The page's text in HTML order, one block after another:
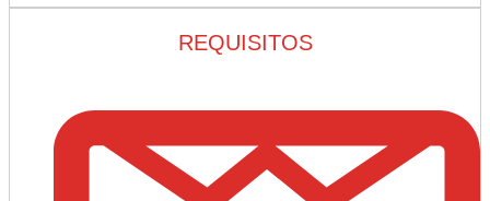
REQUISITOS